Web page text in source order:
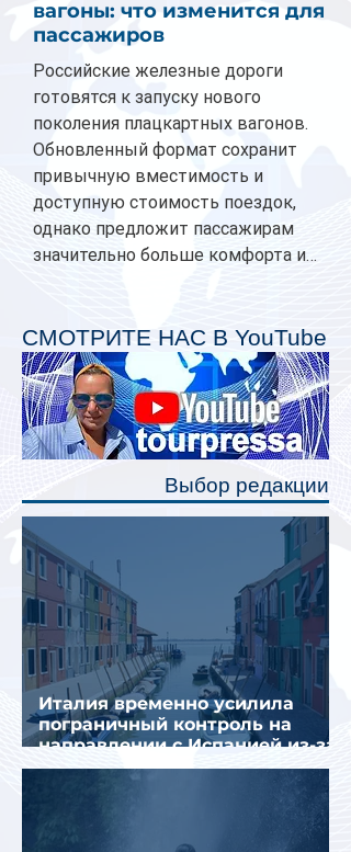
вагоны: что изменится для
пассажиров
Российские железные дороги
готовятся к запуску нового
поколения плацкартных вагонов.
Обновленный формат сохранит
привычную вместимость и
доступную стоимость поездок,
однако предложит пассажирам
значительно больше комфорта и
планируется начать в 2027 году.
Одним из главных нововведений
станут индивидуальные шторки у
каждого спального места. Они
позволят пассажирам закрыть свою
полку во время сна или отдыха,
СМОТРИТЕ НАС В YouTube
Выбор редакции
Италия временно усилила
пограничный контроль на
направлении с Испанией из-за
миграционного кризиса